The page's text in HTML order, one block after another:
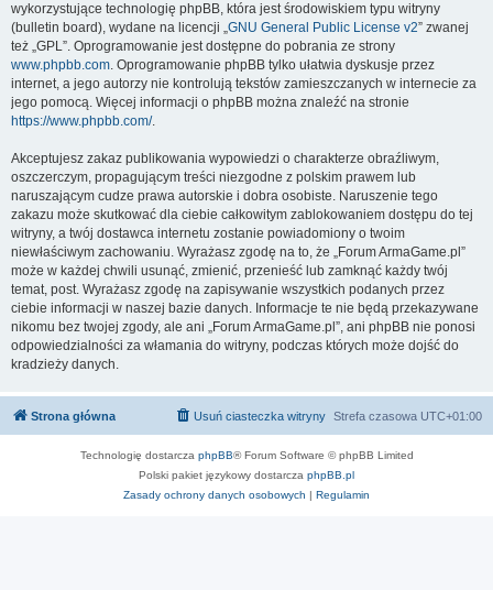
wykorzystujące technologię phpBB, która jest środowiskiem typu witryny
(bulletin board), wydane na licencji „GNU General Public License v2” zwanej
też „GPL”. Oprogramowanie jest dostępne do pobrania ze strony
www.phpbb.com. Oprogramowanie phpBB tylko ułatwia dyskusje przez
internet, a jego autorzy nie kontrolują tekstów zamieszczanych w internecie za
jego pomocą. Więcej informacji o phpBB można znaleźć na stronie
https://www.phpbb.com/.
Akceptujesz zakaz publikowania wypowiedzi o charakterze obraźliwym,
oszczerczym, propagującym treści niezgodne z polskim prawem lub
naruszającym cudze prawa autorskie i dobra osobiste. Naruszenie tego
zakazu może skutkować dla ciebie całkowitym zablokowaniem dostępu do tej
witryny, a twój dostawca internetu zostanie powiadomiony o twoim
niewłaściwym zachowaniu. Wyrażasz zgodę na to, że „Forum ArmaGame.pl”
może w każdej chwili usunąć, zmienić, przenieść lub zamknąć każdy twój
temat, post. Wyrażasz zgodę na zapisywanie wszystkich podanych przez
ciebie informacji w naszej bazie danych. Informacje te nie będą przekazywane
nikomu bez twojej zgody, ale ani „Forum ArmaGame.pl”, ani phpBB nie ponosi
odpowiedzialności za włamania do witryny, podczas których może dojść do
kradzieży danych.
Strona główna Strefa czasowa UTC+01:00
Usuń ciasteczka witryny
Technologię dostarcza phpBB® Forum Software © phpBB Limited
Polski pakiet językowy dostarcza phpBB.pl
Zasady ochrony danych osobowych | Regulamin